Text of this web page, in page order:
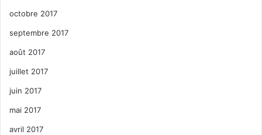
octobre 2017
septembre 2017
août 2017
juillet 2017
juin 2017
mai 2017
avril 2017